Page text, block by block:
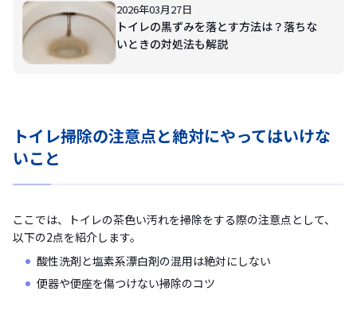
2026年03月27日
トイレの黒ずみを落とす方法は？落ちな
いときの対処法も解説
トイレ掃除の注意点と絶対にやってはいけな
いこと
ここでは、トイレの茶色い汚れを掃除をする際の注意点として、
以下の2点を紹介します。
酸性洗剤と塩素系漂白剤の混用は絶対にしない
便器や便座を傷つけない掃除のコツ